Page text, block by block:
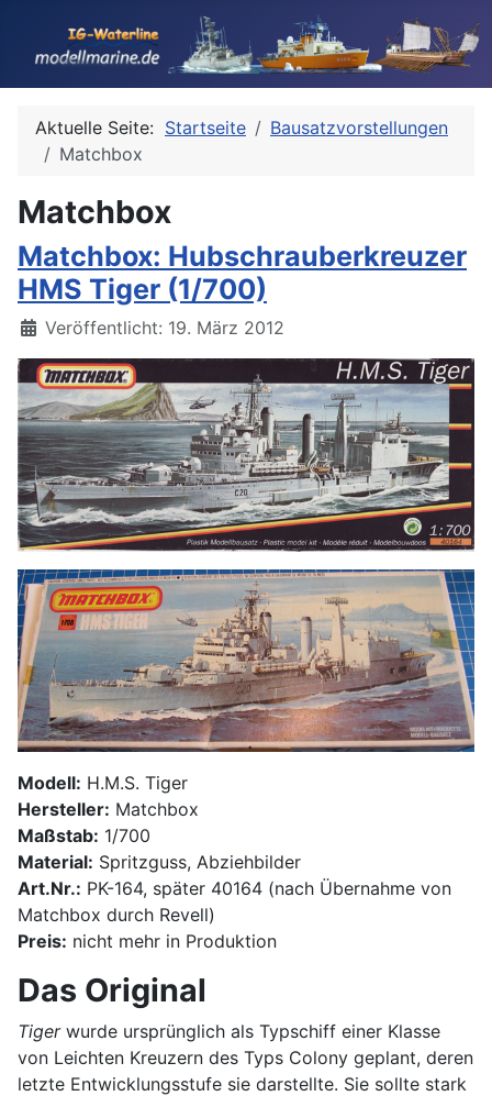
Aktuelle Seite: Startseite
Bausatzvorstellungen
Matchbox
Matchbox
Matchbox: Hubschrauberkreuzer
HMS Tiger (1/700)
Details
Veröffentlicht: 19. März 2012
Modell: H.M.S. Tiger
Hersteller: Matchbox
Maßstab: 1/700
Material: Spritzguss, Abziehbilder
Art.Nr.: PK-164, später 40164 (nach Übernahme von
Matchbox durch Revell)
Preis: nicht mehr in Produktion
Das Original
Tigerwurde ursprünglich als Typschiff einer Klasse
von Leichten Kreuzern des Typs Colony geplant, deren
letzte Entwicklungsstufe sie darstellte. Sie sollte stark